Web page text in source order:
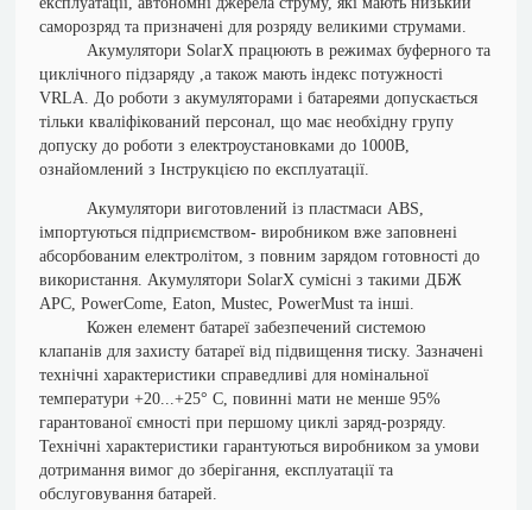
саморозряд та призначені для розряду великими струмами.
Акумулятори SolarX працюють в режимах буферного та
циклічного підзаряду ,а також мають індекс потужності
VRLA.До роботи з акумуляторами і батареями допускається
тільки кваліфікований персонал, що має необхідну групу
допуску до роботи з електроустановками до 1000В,
ознайомлений з Інструкцією по експлуатації.
Акумулятори виготовлений із пластмаси ABS,
імпортуються підприємством- виробником вже заповнені
абсорбованим електролітом, з повним зарядом готовності до
використання. Акумулятори SolarX сумісні з такими ДБЖ
АРС, PowerCome, Eaton, Mustec, PowerMust та інші.
Кожен елемент батареї забезпечений системою
клапанів для захисту батареї від підвищення тиску. Зазначені
технічні характеристики справедливі для номінальної
температури +20...+25° С, повинні мати не менше 95%
гарантованої ємності при першому циклі заряд-розряду.
Технічні характеристики гарантуються виробником за умови
дотримання вимог до зберігання, експлуатації та
обслуговування батарей.